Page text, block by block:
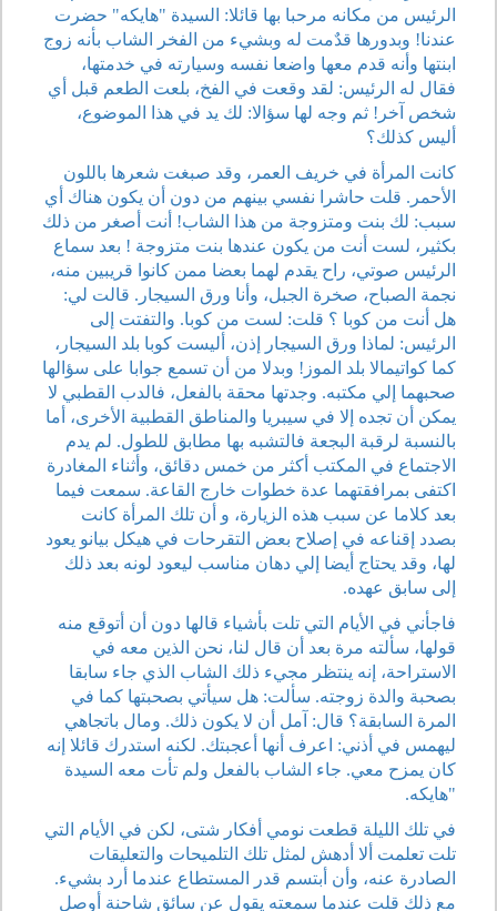
الرئيس من مكانه مرحبا بها قائلا: السيدة "هايكه" حضرت
عندنا! وبدورها قدٌمت له وبشيء من الفخر الشاب بأنه زوج
ابنتها وأنه قدم معها واضعا نفسه وسيارته في خدمتها،
فقال له الرئيس: لقد وقعت في الفخ، بلعت الطعم قبل أي
شخص آخر! ثم وجه لها سؤالا: لك يد في هذا الموضوع،
أليس كذلك؟
كانت المرأة في خريف العمر، وقد صبغت شعرها باللون
الأحمر. قلت حاشرا نفسي بينهم من دون أن يكون هناك أي
سبب: لك بنت ومتزوجة من هذا الشاب! أنت أصغر من ذلك
بكثير، لست أنت من يكون عندها بنت متزوجة ! بعد سماع
الرئيس صوتي، راح يقدم لهما بعضا ممن كانوا قريبين منه،
نجمة الصباح، صخرة الجبل، وأنا ورق السيجار. قالت لي:
هل أنت من كوبا ؟ قلت: لست من كوبا. والتفتت إلى
الرئيس: لماذا ورق السيجار إذن، أليست كوبا بلد السيجار،
كما كواتيمالا بلد الموز! وبدلا من أن تسمع جوابا على سؤالها
صحبهما إلي مكتبه. وجدتها محقة بالفعل، فالدب القطبي لا
يمكن أن تجده إلا في سيبريا والمناطق القطبية الأخرى، أما
بالنسبة لرقبة البجعة فالتشبه بها مطابق للطول. لم يدم
الاجتماع في المكتب أكثر من خمس دقائق، وأثناء المغادرة
اكتفى بمرافقتهما عدة خطوات خارج القاعة. سمعت فيما
بعد كلاما عن سبب هذه الزيارة، و أن تلك المرأة كانت
بصدد إقناعه في إصلاح بعض التقرحات في هيكل بيانو يعود
لها، وقد يحتاج أيضا إلي دهان مناسب ليعود لونه بعد ذلك
إلى سابق عهده.
فاجأني في الأيام التي تلت بأشياء قالها دون أن أتوقع منه
قولها، سألته مرة بعد أن قال لنا، نحن الذين معه في
الاستراحة، إنه ينتظر مجيء ذلك الشاب الذي جاء سابقا
بصحبة والدة زوجته. سألت: هل سيأتي بصحبتها كما في
المرة السابقة؟ قال: آمل أن لا يكون ذلك. ومال باتجاهي
ليهمس في أذني: اعرف أنها أعجبتك. لكنه استدرك قائلا إنه
كان يمزح معي. جاء الشاب بالفعل ولم تأت معه السيدة
"هايكه.
في تلك الليلة قطعت نومي أفكار شتى، لكن في الأيام التي
تلت تعلمت ألا أدهش لمثل تلك التلميحات والتعليقات
الصادرة عنه، وأن أبتسم قدر المستطاع عندما أرد بشيء.
مع ذلك قلت عندما سمعته يقول عن سائق شاحنة أوصل